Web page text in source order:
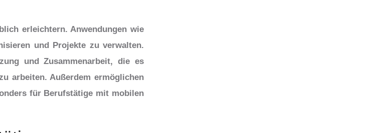
erleichtern. Anwendungen wie
und Projekte zu verwalten.
und Zusammenarbeit, die es
arbeiten. Außerdem ermöglichen
für Berufstätige mit mobilen